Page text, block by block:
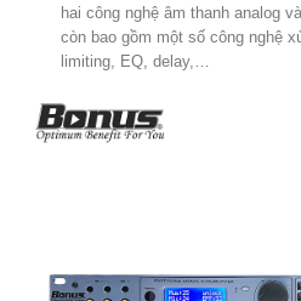
hai công nghệ âm thanh analog
còn bao gồm một số công nghệ
limiting, EQ, delay,…